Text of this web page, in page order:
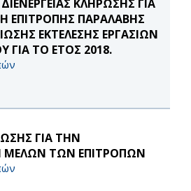
ΚΛΗΡΩΣΗΣ ΓΙΑ
ΕΠΙΤΡΟΠΗΣ ΠΑΡΑΛΑΒΗΣ
ΕΚΤΕΛΕΣΗΣ ΕΡΓΑΣΙΩΝ
ΤΟ ΕΤΟΣ 2018.
ΓΙΑ ΤΗΝ
ΜΕΛΩΝ ΤΩΝ ΕΠΙΤΡΟΠΩΝ